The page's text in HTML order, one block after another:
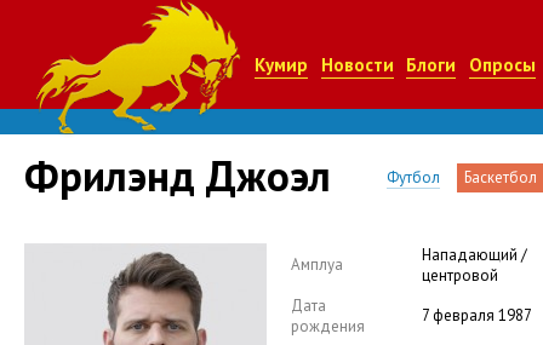
Кумир Новости Блоги Опросы
Фрилэнд Джоэл Футбол Баскетбол
Амплуа
Нападающий /
центровой
Дата
рождения
7 февраля 1987